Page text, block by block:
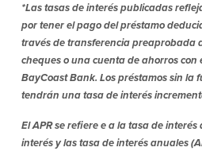
*Las tasas de interés publicadas
por tener el pago del préstamo
través de transferencia preaprobada
cheques o una cuenta de ahorros con
BayCoast Bank. Los préstamos sin la
tendrán una tasa de interés
El APR se refiere e a la tasa de
interés y las tasa de interés anuales